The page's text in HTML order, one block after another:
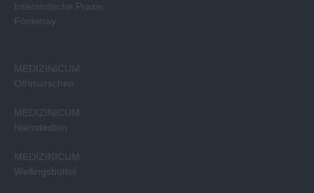
Internistische Praxis
Fontenay
MEDIZINICUM
Othmarschen
MEDIZINICUM
Nienstedten
MEDIZINICUM
Wellingsbüttel